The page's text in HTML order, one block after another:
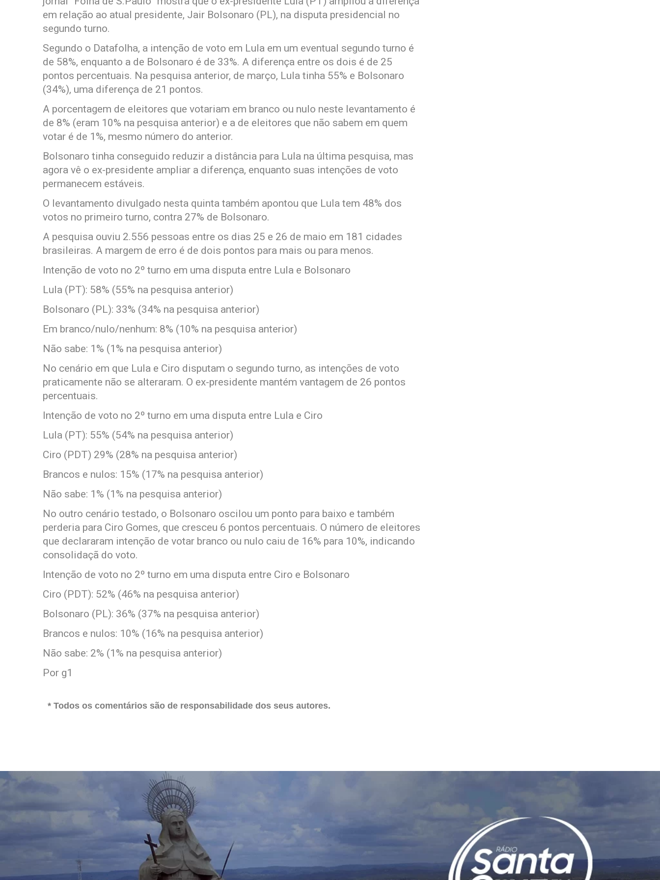
em relação ao atual presidente, Jair Bolsonaro (PL), na disputa presidencial no
segundo turno.
Segundo o Datafolha, a intenção de voto em Lula em um eventual segundo turno é
de 58%, enquanto a de Bolsonaro é de 33%. A diferença entre os dois é de 25
pontos percentuais. Na pesquisa anterior, de março, Lula tinha 55% e Bolsonaro
(34%), uma diferença de 21 pontos.
A porcentagem de eleitores que votariam em branco ou nulo neste levantamento é
de 8% (eram 10% na pesquisa anterior) e a de eleitores que não sabem em quem
votar é de 1%, mesmo número do anterior.
Bolsonaro tinha conseguido reduzir a distância para Lula na última pesquisa, mas
agora vê o ex-presidente ampliar a diferença, enquanto suas intenções de voto
permanecem estáveis.
O levantamento divulgado nesta quinta também apontou que Lula tem 48% dos
votos no primeiro turno, contra 27% de Bolsonaro.
A pesquisa ouviu 2.556 pessoas entre os dias 25 e 26 de maio em 181 cidades
brasileiras. A margem de erro é de dois pontos para mais ou para menos.
Intenção de voto no 2º turno em uma disputa entre Lula e Bolsonaro
Lula (PT): 58% (55% na pesquisa anterior)
Bolsonaro (PL): 33% (34% na pesquisa anterior)
Em branco/nulo/nenhum: 8% (10% na pesquisa anterior)
Não sabe: 1% (1% na pesquisa anterior)
No cenário em que Lula e Ciro disputam o segundo turno, as intenções de voto
praticamente não se alteraram. O ex-presidente mantém vantagem de 26 pontos
percentuais.
Intenção de voto no 2º turno em uma disputa entre Lula e Ciro
Lula (PT): 55% (54% na pesquisa anterior)
Ciro (PDT) 29% (28% na pesquisa anterior)
Brancos e nulos: 15% (17% na pesquisa anterior)
Não sabe: 1% (1% na pesquisa anterior)
No outro cenário testado, o Bolsonaro oscilou um ponto para baixo e também
perderia para Ciro Gomes, que cresceu 6 pontos percentuais. O número de eleitores
que declararam intenção de votar branco ou nulo caiu de 16% para 10%, indicando
consolidaçã do voto.
Intenção de voto no 2º turno em uma disputa entre Ciro e Bolsonaro
Ciro (PDT): 52% (46% na pesquisa anterior)
Bolsonaro (PL): 36% (37% na pesquisa anterior)
Brancos e nulos: 10% (16% na pesquisa anterior)
Não sabe: 2% (1% na pesquisa anterior)
Por g1
* Todos os comentários são de responsabilidade dos seus autores.